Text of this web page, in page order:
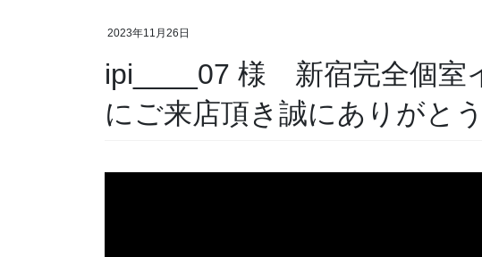
2023年11月26日
ipi____07 様 新宿完全個室
にご来店頂き誠にありがと